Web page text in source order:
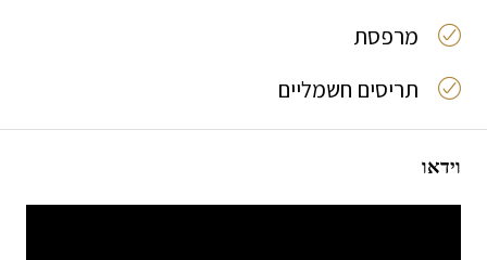
מרפסת
תריסים חשמליים
וידאו